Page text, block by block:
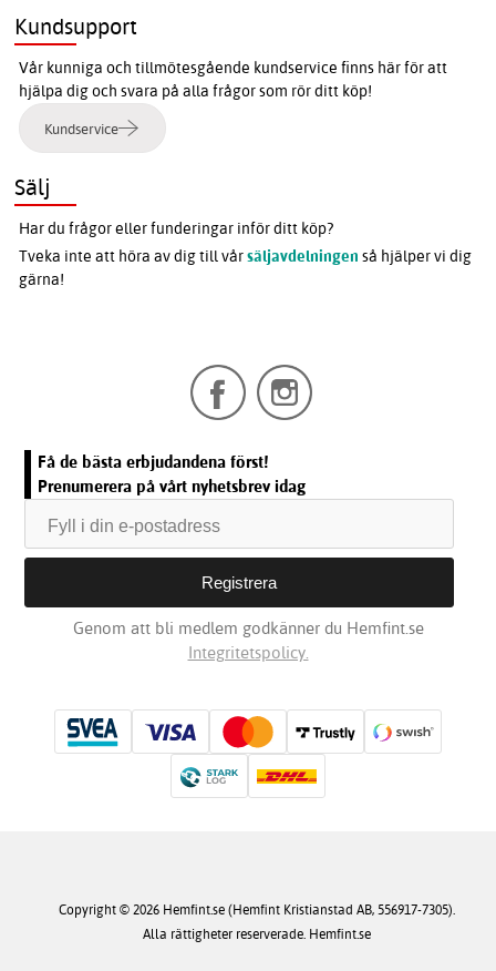
Kundsupport
Vår kunniga och tillmötesgående kundservice finns här för att
hjälpa dig och svara på alla frågor som rör ditt köp!
Kundservice
Sälj
Har du frågor eller funderingar inför ditt köp?
Tveka inte att höra av dig till vårsäljavdelningen så hjälper vi dig
gärna!
Få de bästa erbjudandena först!
Prenumerera på vårt nyhetsbrev idag
Genom att bli medlem godkänner du Hemfint.se
Integritetspolicy.
Copyright © 2026 Hemfint.se (Hemfint Kristianstad AB, 556917-7305).
Alla rättigheter reserverade. Hemfint.se